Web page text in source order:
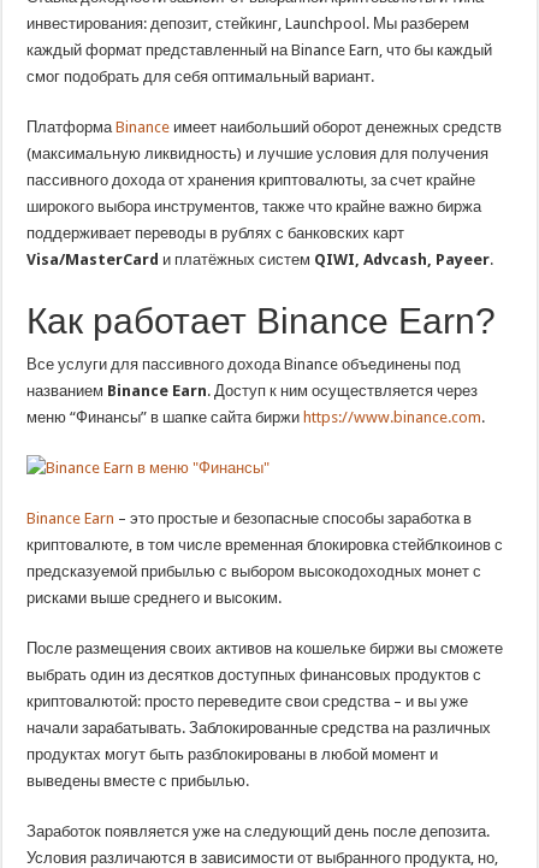
инвестирования: депозит, стейкинг, Launchpool. Мы разберем
каждый формат представленный на Binance Earn, что бы каждый
смог подобрать для себя оптимальный вариант.
ПлатформаBinance имеет наибольший оборот денежных средств
(максимальную ликвидность) и лучшие условия для получения
пассивного дохода от хранения криптовалюты, за счет крайне
широкого выбора инструментов, также что крайне важно биржа
поддерживает переводы в рублях с банковских карт
Visa/MasterCard и платёжных систем QIWI, Advcash, Payeer.
Как работает Binance Earn?
Все услуги для пассивного дохода Binance объединены под
названием Binance Earn. Доступ к ним осуществляется через
меню “Финансы” в шапке сайта биржи https://www.binance.com.
Binance Earn – это простые и безопасные способы заработка в
криптовалюте, в том числе временная блокировка стейблкоинов с
предсказуемой прибылью с выбором высокодоходных монет с
рисками выше среднего и высоким.
После размещения своих активов на кошельке биржи вы сможете
выбрать один из десятков доступных финансовых продуктов с
криптовалютой: просто переведите свои средства – и вы уже
начали зарабатывать. Заблокированные средства на различных
продуктах могут быть разблокированы в любой момент и
выведены вместе с прибылью.
Заработок появляется уже на следующий день после депозита.
Условия различаются в зависимости от выбранного продукта, но,